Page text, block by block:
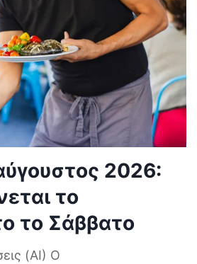
2026:
το
το Σάββατο
(AI) Ο